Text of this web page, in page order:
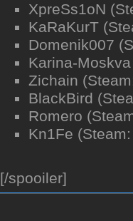
XpreSs1oN
KaRaKurT
Domenik007
Karina-
Zichain
BlackBird
Romero
Kn1Fe
[/spooiler]